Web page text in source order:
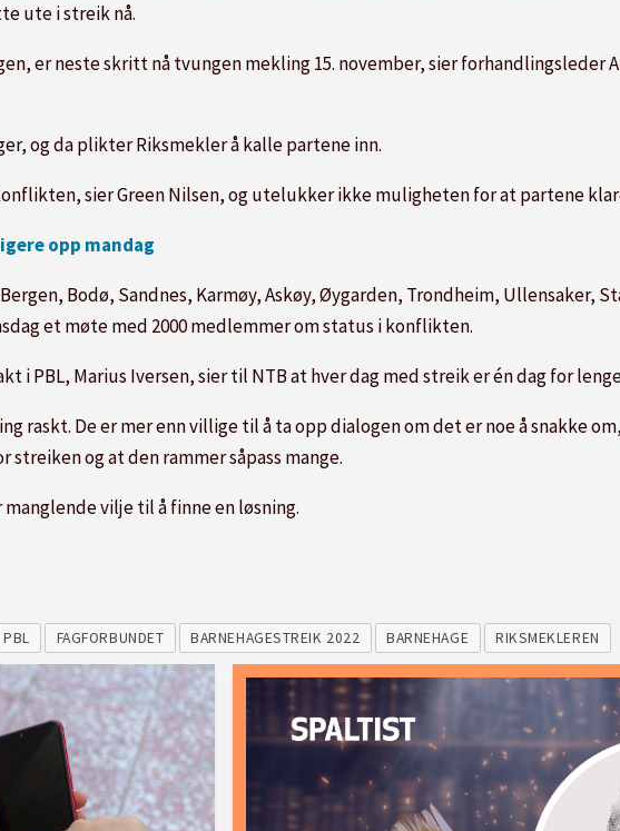
ute istreiknå.
er neste skritt nå tvungen mekling 15. november, sier forhandlingsleder
og da plikter Riksmekler å kalle partene inn.
sier Green Nilsen, og utelukker ikke muligheten for at partene
opp mandag
Bodø, Sandnes, Karmøy, Askøy, Øygarden, Trondheim, Ullensaker,
et møte med 2000 medlemmer om status i konflikten.
i PBL, Marius Iversen, sier til NTB at hver dag medstreiker én dag for
raskt. De er mer enn villige til å ta opp dialogen om det er noe å snakke
streiken og at den rammer såpass mange.
vilje til å finne en løsning.
PBL FAGFORBUNDET BARNEHAGESTREIK 2022 BARNEHAGE RIKSMEKLEREN